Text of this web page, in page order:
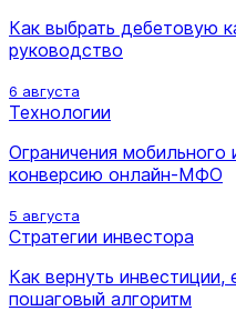
Как выбрать дебетовую
руководство
6 августа
Технологии
Ограничения
конверсию онлайн-МФО
5 августа
Стратегии инвестора
Как вернуть
пошаговый алгоритм